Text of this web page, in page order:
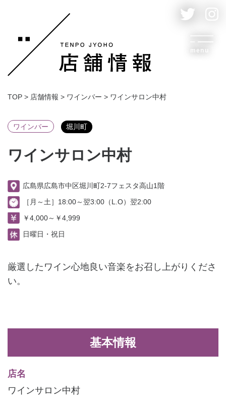
menu
TOP > 店舗情報 > ワインバー > ワインサロン中村
ワインバー 堀川町
ワインサロン中村
広島県広島市中区堀川町2-7フェスタ高山1階
［月～土］18:00～翌3:00（L.O）翌2:00
￥4,000～￥4,999
日曜日・祝日
厳選したワイン心地良い音楽をお召し上がりくださ
い。
基本情報
店名
ワインサロン中村